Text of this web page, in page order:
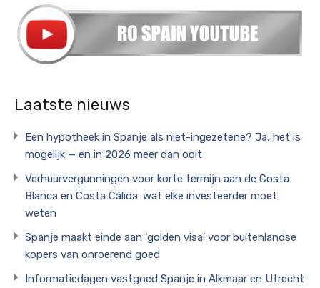
Laatste nieuws
Een hypotheek in Spanje als niet-ingezetene? Ja, het is
mogelijk — en in 2026 meer dan ooit
Verhuurvergunningen voor korte termijn aan de Costa
Blanca en Costa Cálida: wat elke investeerder moet
weten
Spanje maakt einde aan ‘golden visa’ voor buitenlandse
kopers van onroerend goed
Informatiedagen vastgoed Spanje in Alkmaar en Utrecht